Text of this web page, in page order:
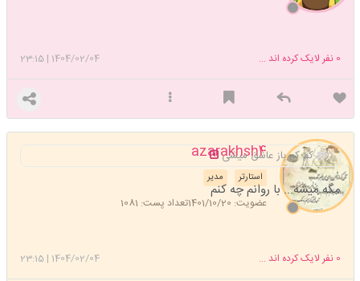
1404/02/04
|
23:15 0 نفر لایک کرده اند ...
azarakhsh4
مدیر استارتر
عضویت: 1401/10/20 تعداد پست: 1081
کم کم باز عاشق میشی
مگه میشه... با روانم چه کنم
1404/02/04
|
23:15 0 نفر لایک کرده اند ...